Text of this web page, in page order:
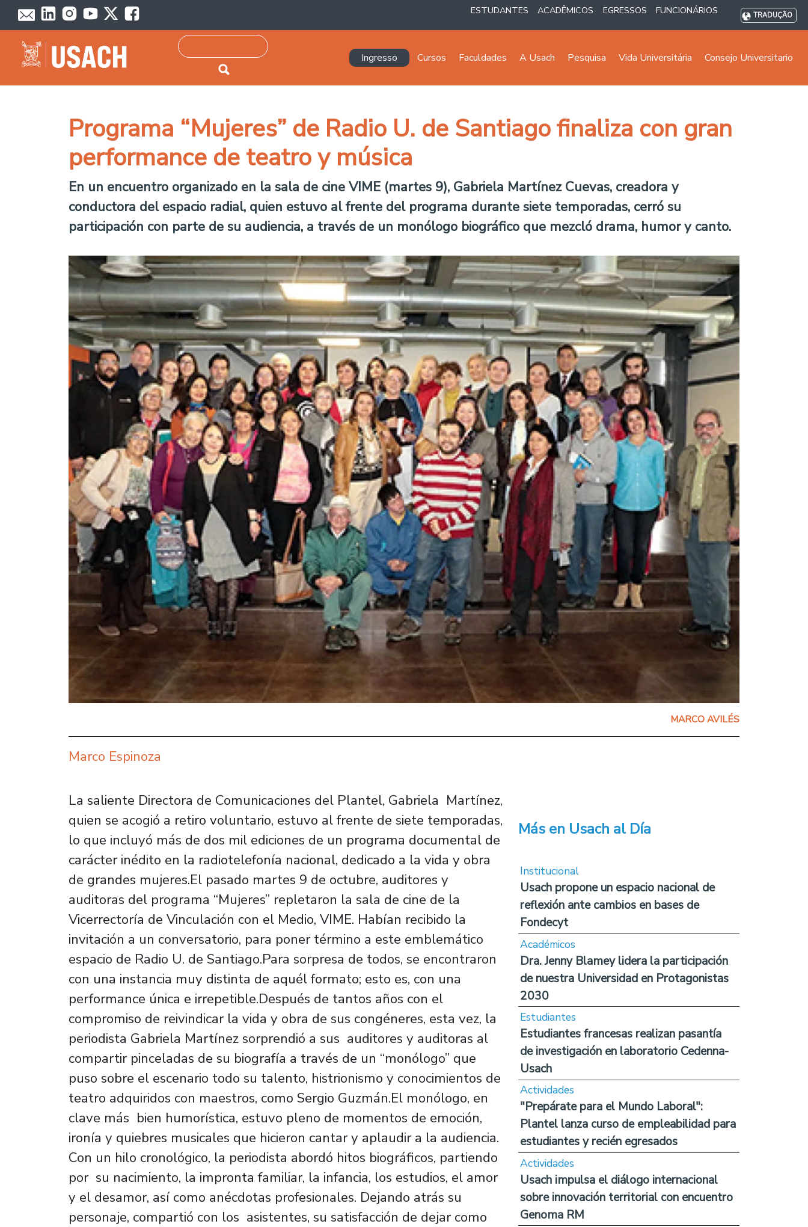
Passar para o conteúdo principal ESTUDANTES ACADÊMICOS EGRESSOS FUNCIONÁRIOS TRADUÇÃO
Pesquisar
Navegación principal
Ingresso Cursos Faculdades A Usach Pesquisa Vida Universitária Consejo Universitario
Programa “Mujeres” de Radio U. de Santiago finaliza con gran
performance de teatro y música
En un encuentro organizado en la sala de cine VIME (martes 9), Gabriela Martínez Cuevas, creadora y
conductora del espacio radial, quien estuvo al frente del programa durante siete temporadas, cerró su
participación con parte de su audiencia, a través de un monólogo biográfico que mezcló drama, humor y canto.
MARCO AVILÉS
Marco Espinoza
La saliente Directora de Comunicaciones del Plantel, Gabriela Martínez,
quien se acogió a retiro voluntario, estuvo al frente de siete temporadas,
lo que incluyó más de dos mil ediciones de un programa documental de
carácter inédito en la radiotelefonía nacional, dedicado a la vida y obra
de grandes mujeres.El pasado martes 9 de octubre, auditores y
auditoras del programa “Mujeres” repletaron la sala de cine de la
Vicerrectoría de Vinculación con el Medio, VIME. Habían recibido la
invitación a un conversatorio, para poner término a este emblemático
espacio de Radio U. de Santiago.Para sorpresa de todos, se encontraron
con una instancia muy distinta de aquél formato; esto es, con una
performance única e irrepetible.Después de tantos años con el
compromiso de reivindicar la vida y obra de sus congéneres, esta vez, la
periodista Gabriela Martínez sorprendió a sus auditores y auditoras al
compartir pinceladas de su biografía a través de un “monólogo” que
puso sobre el escenario todo su talento, histrionismo y conocimientos de
teatro adquiridos con maestros, como Sergio Guzmán.El monólogo, en
clave más bien humorística, estuvo pleno de momentos de emoción,
ironía y quiebres musicales que hicieron cantar y aplaudir a la audiencia.
Con un hilo cronológico, la periodista abordó hitos biográficos, partiendo
por su nacimiento, la impronta familiar, la infancia, los estudios, el amor
y el desamor, así como anécdotas profesionales. Dejando atrás su
personaje, compartió con los asistentes, su satisfacción de dejar como
Más en Usach al Día
Institucional
Usach propone un espacio nacional de
reflexión ante cambios en bases de
Fondecyt
Académicos
Dra. Jenny Blamey lidera la participación
de nuestra Universidad en Protagonistas
2030
Estudiantes
Estudiantes francesas realizan pasantía
de investigación en laboratorio Cedenna-
Usach
Actividades
"Prepárate para el Mundo Laboral":
Plantel lanza curso de empleabilidad para
estudiantes y recién egresados
Actividades
Usach impulsa el diálogo internacional
sobre innovación territorial con encuentro
Genoma RM